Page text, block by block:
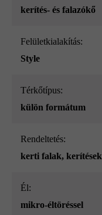
kerítés- és falazókő
Felületkialakítás:
Style
Térkőtípus:
külön formátum
Rendeltetés:
kerti falak, kerítések
él:
mikro-éltöréssel